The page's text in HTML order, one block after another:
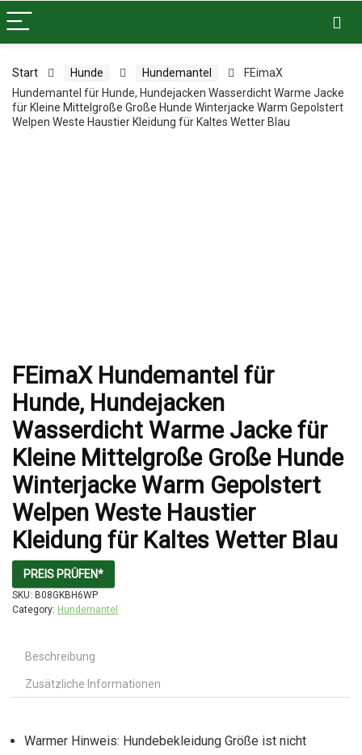
Start Hunde Hundemantel
FEimaX
Hundemantel für Hunde, Hundejacken Wasserdicht Warme Jacke
für Kleine Mittelgroße Große Hunde Winterjacke Warm Gepolstert
Welpen Weste Haustier Kleidung für Kaltes Wetter Blau
FEimaX Hundemantel für
Hunde, Hundejacken
Wasserdicht Warme Jacke für
Kleine Mittelgroße Große Hunde
Winterjacke Warm Gepolstert
Welpen Weste Haustier
Kleidung für Kaltes Wetter Blau
PREIS PRÜFEN*
SKU: B08GKBH6WP
Category: Hundemantel
Beschreibung
Zusätzliche Informationen
Warmer Hinweis: Hundebekleidung Größe ist nicht